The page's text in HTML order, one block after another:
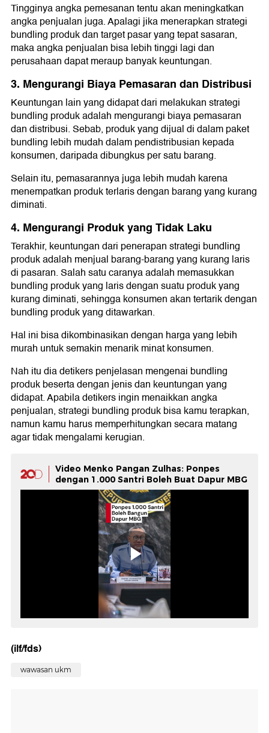
Tingginya angka pemesanan tentu akan meningkatkan
angka penjualan juga. Apalagi jika menerapkan strategi
bundling produk dan target pasar yang tepat sasaran,
maka angka penjualan bisa lebih tinggi lagi dan
perusahaan dapat meraup banyak keuntungan.
3. Mengurangi Biaya Pemasaran dan Distribusi
Keuntungan lain yang didapat dari melakukan strategi
bundling produk adalah mengurangi biaya pemasaran
dan distribusi. Sebab, produk yang dijual di dalam paket
bundling lebih mudah dalam pendistribusian kepada
konsumen, daripada dibungkus per satu barang.
Selain itu, pemasarannya juga lebih mudah karena
menempatkan produk terlaris dengan barang yang kurang
diminati.
4. Mengurangi Produk yang Tidak Laku
Terakhir, keuntungan dari penerapan strategi bundling
produk adalah menjual barang-barang yang kurang laris
di pasaran. Salah satu caranya adalah memasukkan
bundling produk yang laris dengan suatu produk yang
kurang diminati, sehingga konsumen akan tertarik dengan
bundling produk yang ditawarkan.
Hal ini bisa dikombinasikan dengan harga yang lebih
murah untuk semakin menarik minat konsumen.
Nah itu dia detikers penjelasan mengenai bundling
produk beserta dengan jenis dan keuntungan yang
didapat. Apabila detikers ingin menaikkan angka
penjualan, strategi bundling produk bisa kamu terapkan,
namun kamu harus memperhitungkan secara matang
agar tidak mengalami kerugian.
Video Menko Pangan Zulhas: Ponpes
dengan 1.000 Santri Boleh Buat Dapur MBG
(ilf/fds)
wawasan ukm